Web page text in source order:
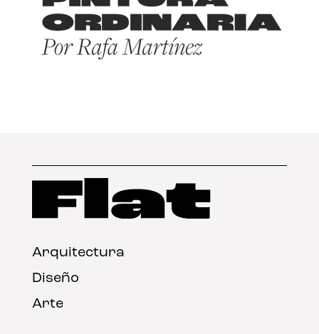
Arquitectura
Diseño
Arte